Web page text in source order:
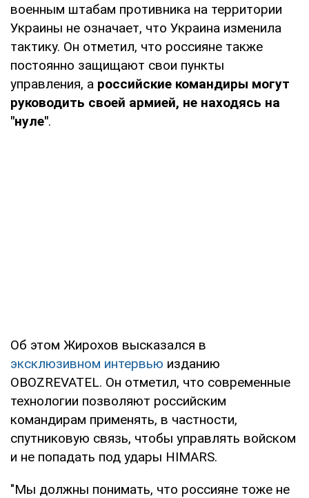
военным штабам противника на территории
Украины не означает, что Украина изменила
тактику. Он отметил, что россияне также
постоянно защищают свои пункты
управления, а российские командиры могут
руководить своей армией, не находясь на
"нуле".
Об этом Жирохов высказался в
эксклюзивном интервью изданию
OBOZREVATEL. Он отметил, что современные
технологии позволяют российским
командирам применять, в частности,
спутниковую связь, чтобы управлять войском
и не попадать под удары HIMARS.
"Мы должны понимать, что россияне тоже не